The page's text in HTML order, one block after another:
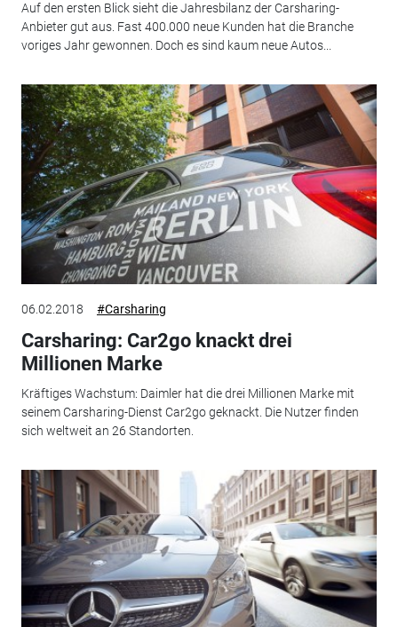
Auf den ersten Blick sieht die Jahresbilanz der Carsharing-
Anbieter gut aus. Fast 400.000 neue Kunden hat die Branche
voriges Jahr gewonnen. Doch es sind kaum neue Autos...
06.02.2018 #Carsharing
Carsharing: Car2go knackt drei
Millionen Marke
Kräftiges Wachstum: Daimler hat die drei Millionen Marke mit
seinem Carsharing-Dienst Car2go geknackt. Die Nutzer finden
sich weltweit an 26 Standorten.